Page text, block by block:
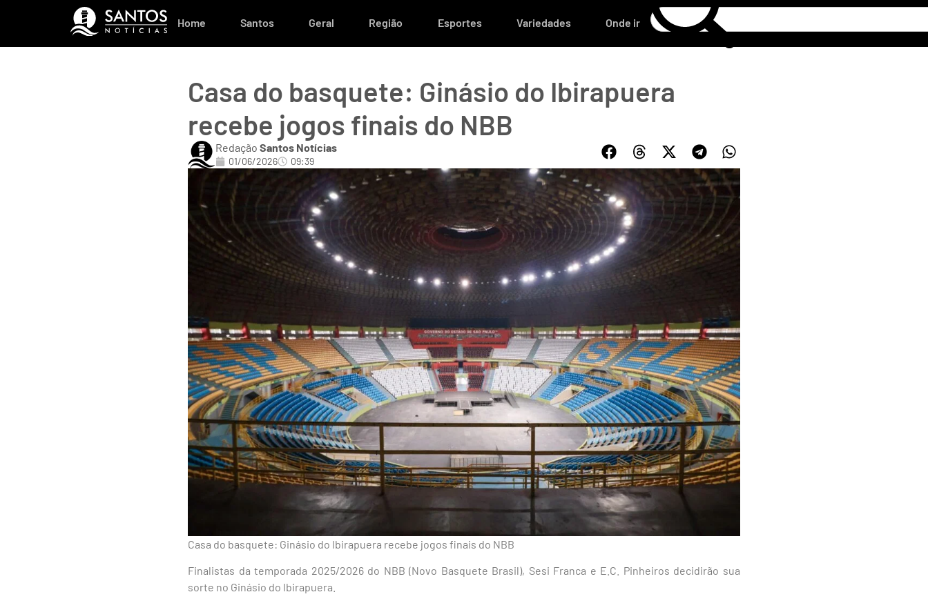
Home Santos Geral Região Esportes Variedades Onde ir
Casa do basquete: Ginásio do Ibirapuera
recebe jogos finais do NBB
Redação Santos Notícias
01/06/2026 09:39
Casa do basquete: Ginásio do Ibirapuera recebe jogos finais do NBB
Finalistas da temporada 2025/2026 do NBB (Novo Basquete Brasil), Sesi Franca e E.C. Pinheiros decidirão sua
sorte no Ginásio do Ibirapuera.